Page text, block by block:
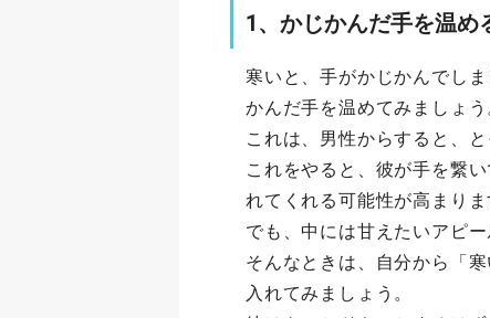
1、かじかんだ手を温め
寒いと、手がかじかんでし
かんだ手を温めてみましょう
これは、男性からすると、
これをやると、彼が手を繋
れてくれる可能性が高まりま
でも、中には甘えたいアピ
そんなときは、自分から「
入れてみましょう。